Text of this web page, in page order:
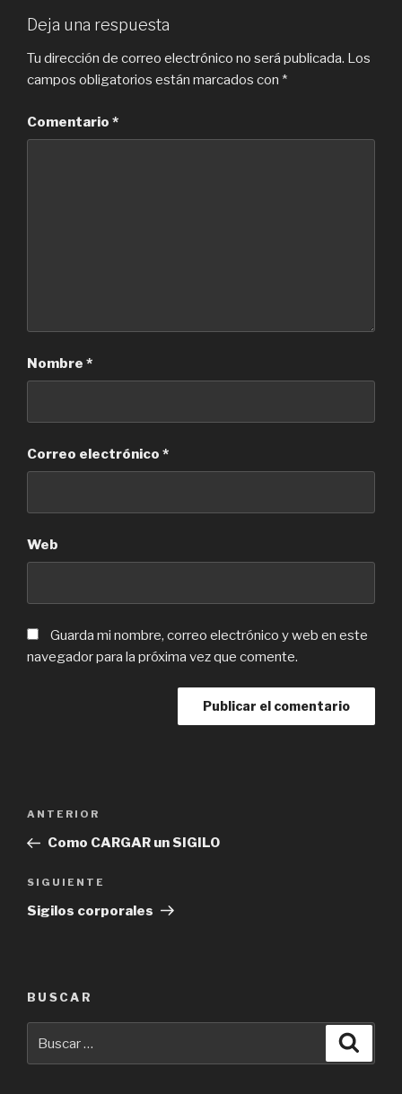
Deja una respuesta
Tu dirección de correo electrónico no será publicada. Los
campos obligatorios están marcados con *
Comentario *
Nombre *
Correo electrónico *
Web
Guarda mi nombre, correo electrónico y web en este
navegador para la próxima vez que comente.
entradas
Entrada
anterior:
ANTERIOR
Como CARGAR un SIGILO
Siguiente
entrada
SIGUIENTE
Sigilos corporales
BUSCAR
por: